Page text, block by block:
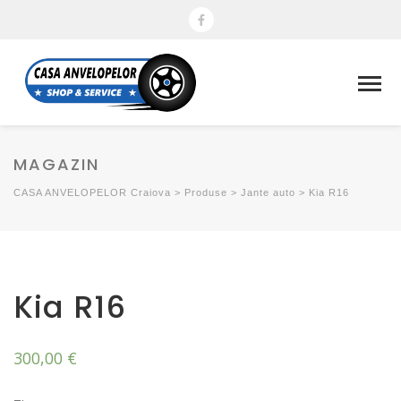
MAGAZIN
CASA ANVELOPELOR Craiova > Produse > Jante auto > Kia R16
Kia R16
300,00 €